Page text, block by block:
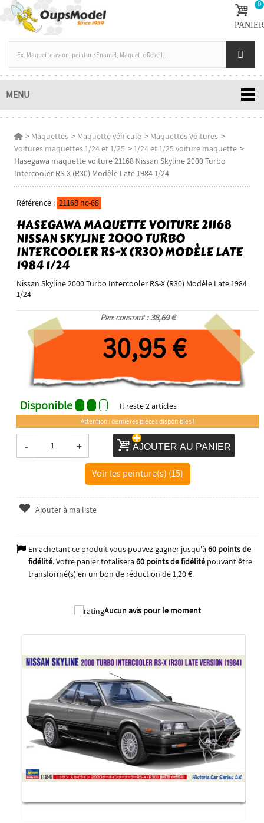
0
PANIER
MENU
> Maquettes > Maquette véhicule > Maquettes Voitures >
Voitures maquettes 1/24 et 1/25 >1/24 et 1/25 voiture maquette >
Hasegawa maquette voiture 21168 Nissan Skyline 2000 Turbo
Intercooler RS-X (R30) Modèle Late 1984 1/24
Référence : 21168 hc-68
HASEGAWA MAQUETTE VOITURE 21168
NISSAN SKYLINE 2000 TURBO
INTERCOOLER RS-X (R30) MODÈLE LATE
1984 1/24
Nissan Skyline 2000 Turbo Intercooler RS-X (R30) Modèle Late 1984
1/24
Prix constaté : 38,69 €
30,95 €
Disponible Il reste2articles
Attention : dernières pièces disponibles !
- + AJOUTER AU PANIER
Voir les peinture(s) (15)
Ajouter à ma liste
En achetant ce produit vous pouvez gagner jusqu'à 60points de
fidélité. Votre panier totalisera 60points de fidélitépouvant être
transformé(s) en un bon de réduction de1,20 €.
Aucun avis pour le moment
2026